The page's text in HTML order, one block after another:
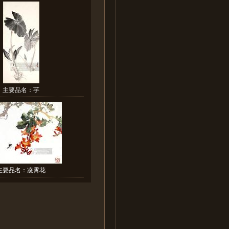
主要品名：芋
要品名：凌霄花